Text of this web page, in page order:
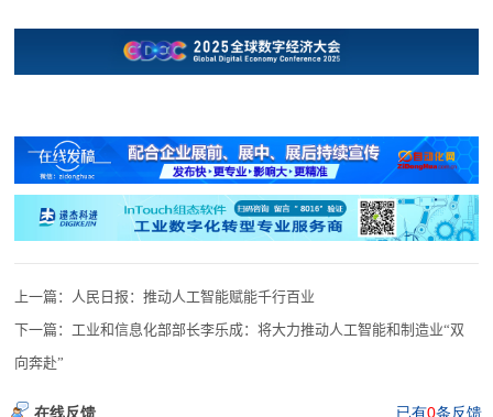
上一篇：
人民日报：推动人工智能赋能千行百业
下一篇： 工业和信息化部部长李乐成：将大力推动人工智能和制造业“双
向奔赴”